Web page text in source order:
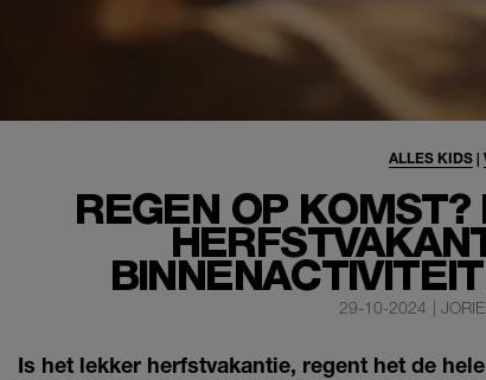
REGEN OP
ALLES KIDS |
29-10-2024 |
Is het lekker herfstvakantie, regent het de